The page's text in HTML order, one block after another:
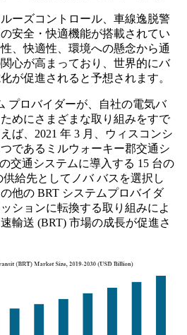
ーズコントロール、車線逸脱警
安全・快適機能が搭載されてい
、快適性、環境への懸念から通
心が高まっており、世界的にバ
が促進されると予想されます。
プロバイダーが、自社の電気バ
めにさまざまな取り組みをすで
ば、2021 年 3 月、ウィスコンシ
であるミルウォーキー郡交通シ
交通システムに導入する 15 台の
給先としてノバ バスを選択し
他の BRT システムプロバイダ
ションに転換する取り組みによ
輸送 (BRT) 市場の成長が促進さ